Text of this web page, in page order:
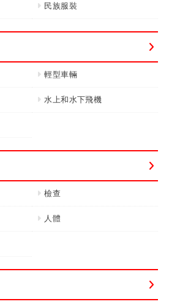
民族服裝
輕型車輛
水上和水下飛機
檢查
人體